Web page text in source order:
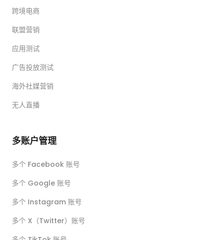
跨境电商
联盟营销
应用测试
广告投放测试
海外社媒营销
无人直播
多账户管理
多个 Facebook 账号
多个 Google 账号
多个 Instagram 账号
多个 X（Twitter）账号